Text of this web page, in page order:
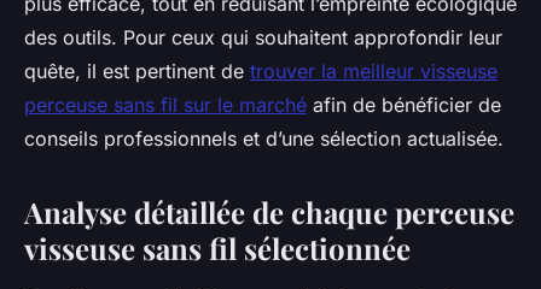
des outils. Pour ceux qui souhaitent approfondir leur
quête, il est pertinent de trouver la meilleur visseuse
perceuse sans fil sur le marché afin de bénéficier de
conseils professionnels et d’une sélection actualisée.
Analyse détaillée de chaque perceuse
visseuse sans fil sélectionnée